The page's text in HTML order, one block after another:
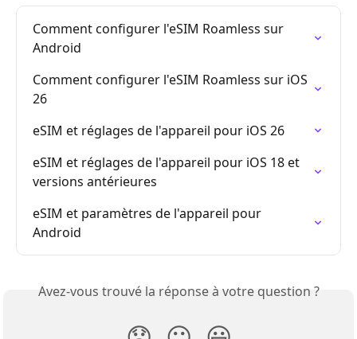
Comment configurer l'eSIM Roamless sur
Android
Comment configurer l'eSIM Roamless sur iOS
26
eSIM et réglages de l'appareil pour iOS 26
eSIM et réglages de l'appareil pour iOS 18 et
versions antérieures
eSIM et paramètres de l'appareil pour
Android
Avez-vous trouvé la réponse à votre question ?